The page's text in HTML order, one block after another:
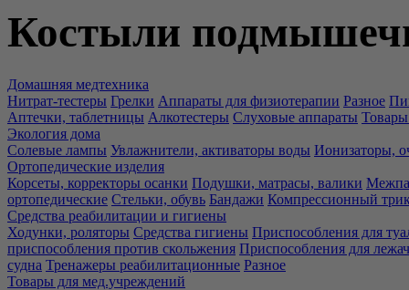
Костыли
Домашняя медтехника
Нитрат-тестеры Грелки Аппараты для физиотерапии Разное
Аптечки, таблетницы Алкотестеры Слуховые аппараты Товары
Экология дома
Солевые лампы Увлажнители, активаторы воды Ионизаторы,
Ортопедические изделия
Корсеты, корректоры осанки Подушки, матрасы, валики
ортопедические Стельки, обувь Бандажи Компрессионный
Средства реабилитации и гигиены
Ходунки, роляторы Средства гигиены Приспособления для
приспособления против скольжения Приспособления для
судна Тренажеры реабилитационные Разное
Товары для мед.учреждений